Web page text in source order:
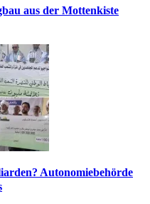
aus der Mottenkiste
Autonomiebehörde